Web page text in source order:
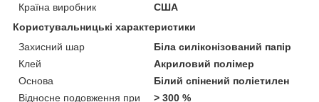
Країна виробник
США
Користувальницькі характеристики
Захисний шар
Біла силіконізований папір
Клей
Акриловий полімер
Основа
Білий спінений поліетилен
Відносне подовження при
> 300 %